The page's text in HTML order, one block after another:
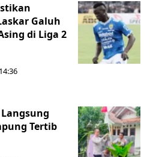
Galuh
di Liga 2
Tertib